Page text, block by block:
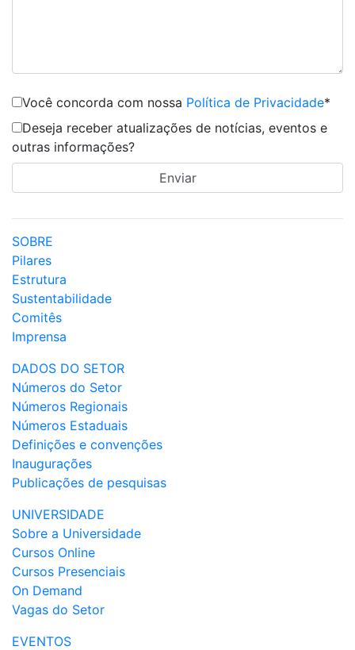
Você concorda com nossa Política de Privacidade*
Deseja receber atualizações de notícias, eventos e
outras informações?
SOBRE
Pilares
Estrutura
Sustentabilidade
Comitês
Imprensa
DADOS DO SETOR
Números do Setor
Números Regionais
Números Estaduais
Definições e convenções
Inaugurações
Publicações de pesquisas
UNIVERSIDADE
Sobre a Universidade
Cursos Online
Cursos Presenciais
On Demand
Vagas do Setor
EVENTOS